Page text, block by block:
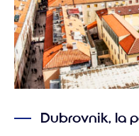
Dubrovnik, la